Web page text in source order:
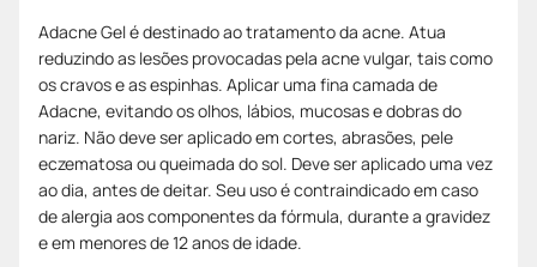
Adacne Gel é destinado ao tratamento da acne. Atua
reduzindo as lesões provocadas pela acne vulgar, tais como
os cravos e as espinhas. Aplicar uma fina camada de
Adacne, evitando os olhos, lábios, mucosas e dobras do
nariz. Não deve ser aplicado em cortes, abrasões, pele
eczematosa ou queimada do sol. Deve ser aplicado uma vez
ao dia, antes de deitar. Seu uso é contraindicado em caso
de alergia aos componentes da fórmula, durante a gravidez
e em menores de 12 anos de idade.